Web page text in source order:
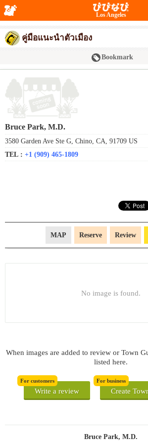
Los Angeles
คู่มือแนะนำตัวเมือง
Bookmark
Bruce Park, M.D.
3580 Garden Ave Ste G, Chino, CA, 91709 US
TEL : +1 (909) 465-1809
MAP Reserve Review
No image is found.
When images are added to review or Town
listed here.
For customers
Write a review
For business
Create
Bruce Park, M.D.